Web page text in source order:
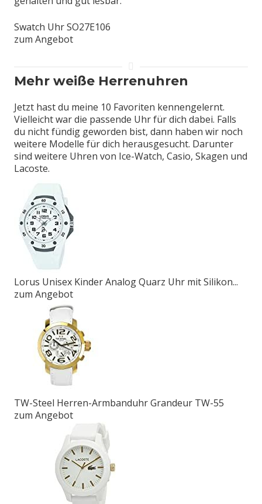
Swatch Uhr SO27E106
zum Angebot
Mehr weiße Herrenuhren
Jetzt hast du meine 10 Favoriten kennengelernt.
Vielleicht war die passende Uhr für dich dabei. Falls
du nicht fündig geworden bist, dann haben wir noch
weitere Modelle für dich herausgesucht. Darunter
sind weitere Uhren von Ice-Watch, Casio, Skagen und
Lacoste.
Lorus Unisex Kinder Analog Quarz Uhr mit Silikon...
zum Angebot
TW-Steel Herren-Armbanduhr Grandeur TW-55
zum Angebot